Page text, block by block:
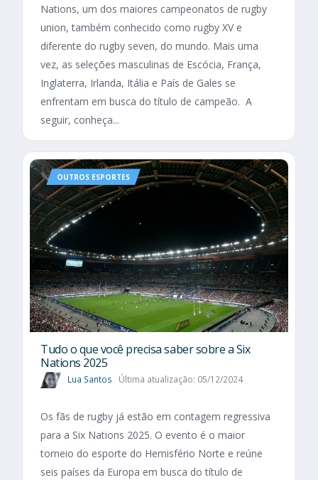
Nations, um dos maiores campeonatos de rugby
union, também conhecido como rugby XV e
diferente do rugby seven, do mundo. Mais uma
vez, as seleções masculinas de Escócia, França,
Inglaterra, Irlanda, Itália e País de Gales se
enfrentam em busca do título de campeão. A
seguir, conheça...
OUTROS ESPORTES
Tudo o que você precisa saber sobre a Six
Nations 2025​
Lua Santos Última atualização: 05/12/2024
Os fãs de rugby já estão em contagem regressiva
para a Six Nations 2025. O evento é o maior
torneio do esporte do Hemisfério Norte e reúne
seis países da Europa em busca do título de